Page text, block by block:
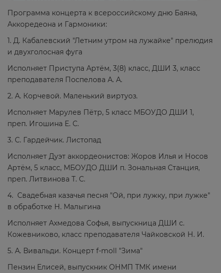
Программа концерта к всероссийскому дню Баяна,
Аккоредеона и Гармоники:
1. Д. Кабалевский "Летним утром на лужайке" прелюдия
и двухголосная фуга
Исполняет Приступа Артём, 3(8) класс, ДШИ 3, класс
преподавателя Поспелова А. А.
2. А. Корчевой. Маленький виртуоз.
Исполняет Марулев Пётр, 5 класс МБОУДО ДШИ 1,
преп. Игошина Е. С.
3. С. Гардейчик. Листопад
Исполняет Дуэт аккордеонистов: Жоров Илья и Носов
Артём, 5 класс, МБОУДО ДШИ п. Зональная Станция,
преп. Литвинова Т. С.
4. Свадебная казачья песня "Ой, при лужку, при лужке"
в обработке Н. Малыгина
Исполняет Ахмедова Софья, выпускница ДШИ с.
Кожевниково, класс преподавателя Чайковской Н. И.
5. А. Вивальди. Концерт f-moll "Зима"
Пензин Елисей, выпускник ОНМП ТМК имени